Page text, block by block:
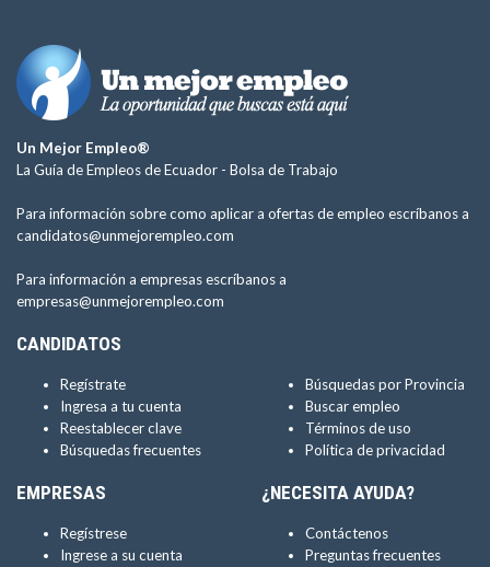
Un Mejor Empleo®
La Guía de Empleos de Ecuador - Bolsa de Trabajo
Para información sobre como aplicar a ofertas de empleo escríbanos a
candidatos@unmejorempleo.com
Para información a empresas escríbanos a
empresas@unmejorempleo.com
CANDIDATOS
Regístrate
Ingresa a tu cuenta
Reestablecer clave
Búsquedas frecuentes
Búsquedas por Provincia
Buscar empleo
Términos de uso
Política de privacidad
EMPRESAS
Regístrese
Ingrese a su cuenta
¿NECESITA AYUDA?
Contáctenos
Preguntas frecuentes